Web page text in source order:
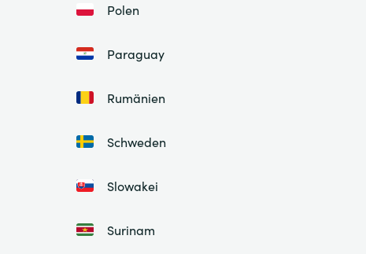
Polen
Paraguay
Rumänien
Schweden
Slowakei
Surinam